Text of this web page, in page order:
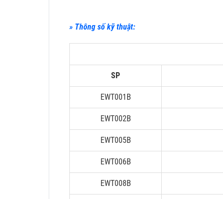
» Thông số kỹ thuật:
SP
EWT001B
EWT002B
EWT005B
EWT006B
EWT008B